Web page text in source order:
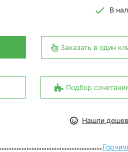
В
Заказать в один
Подбор
Нашли